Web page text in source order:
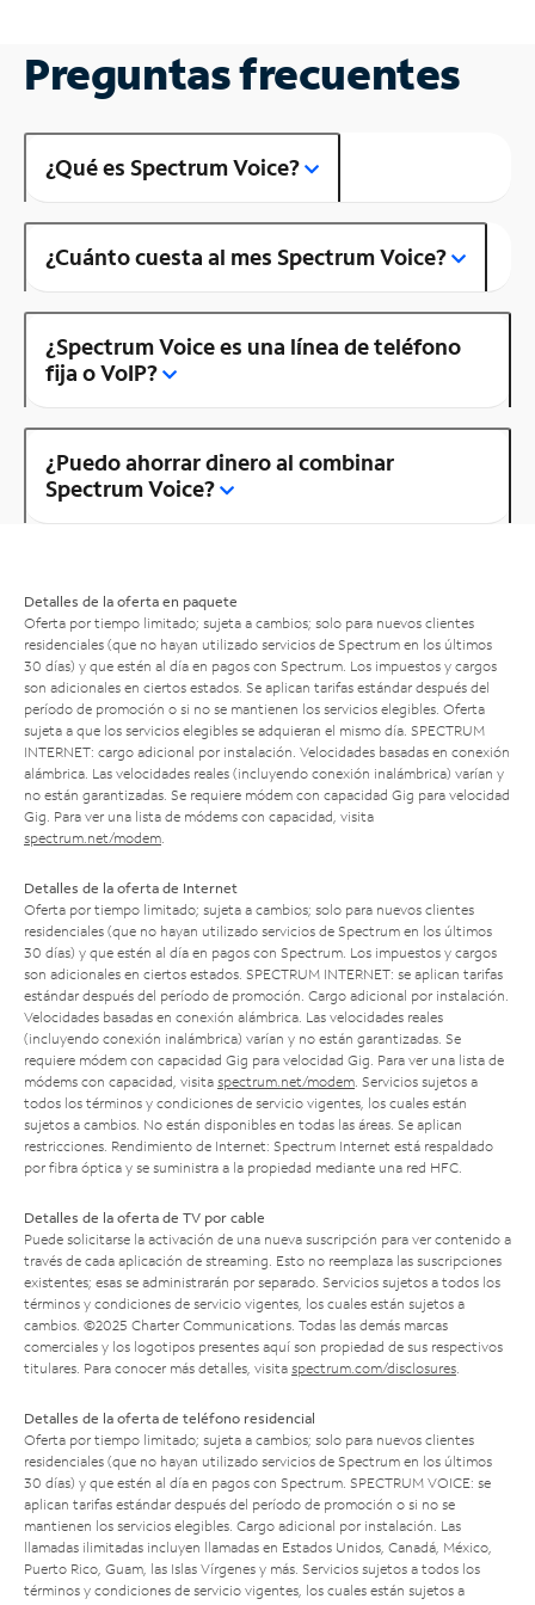
Preguntas frecuentes
¿Qué es Spectrum Voice?
¿Cuánto cuesta al mes Spectrum Voice?
¿Spectrum Voice es una línea de teléfono
fija o VoIP?
¿Puedo ahorrar dinero al combinar
Spectrum Voice?
Detalles de la oferta en paquete
Oferta por tiempo limitado; sujeta a cambios; solo para nuevos clientes
residenciales (que no hayan utilizado servicios de Spectrum en los últimos
30 días) y que estén al día en pagos con Spectrum. Los impuestos y cargos
son adicionales en ciertos estados. Se aplican tarifas estándar después del
período de promoción o si no se mantienen los servicios elegibles. Oferta
sujeta a que los servicios elegibles se adquieran el mismo día. SPECTRUM
INTERNET: cargo adicional por instalación. Velocidades basadas en conexión
alámbrica. Las velocidades reales (incluyendo conexión inalámbrica) varían y
no están garantizadas. Se requiere módem con capacidad Gig para velocidad
Gig. Para ver una lista de módems con capacidad, visita
spectrum.net/modem
Detalles de la oferta de Internet
Oferta por tiempo limitado; sujeta a cambios; solo para nuevos clientes
residenciales (que no hayan utilizado servicios de Spectrum en los últimos
30 días) y que estén al día en pagos con Spectrum. Los impuestos y cargos
son adicionales en ciertos estados. SPECTRUM INTERNET: se aplican tarifas
estándar después del período de promoción. Cargo adicional por instalación.
Velocidades basadas en conexión alámbrica. Las velocidades reales
(incluyendo conexión inalámbrica) varían y no están garantizadas. Se
requiere módem con capacidad Gig para velocidad Gig. Para ver una lista de
módems con capacidad, visita spectrum.net/modem . Servicios sujetos a
todos los términos y condiciones de servicio vigentes, los cuales están
sujetos a cambios. No están disponibles en todas las áreas. Se aplican
restricciones. Rendimiento de Internet: Spectrum Internet está respaldado
por fibra óptica y se suministra a la propiedad mediante una red HFC.
Detalles de la oferta de TV por cable
Puede solicitarse la activación de una nueva suscripción para ver contenido a
través de cada aplicación de streaming. Esto no reemplaza las suscripciones
existentes; esas se administrarán por separado. Servicios sujetos a todos los
términos y condiciones de servicio vigentes, los cuales están sujetos a
cambios. ©2025 Charter Communications. Todas las demás marcas
comerciales y los logotipos presentes aquí son propiedad de sus respectivos
titulares. Para conocer más detalles, visita spectrum.com/disclosures
Detalles de la oferta de teléfono residencial
Oferta por tiempo limitado; sujeta a cambios; solo para nuevos clientes
residenciales (que no hayan utilizado servicios de Spectrum en los últimos
30 días) y que estén al día en pagos con Spectrum. SPECTRUM VOICE: se
aplican tarifas estándar después del período de promoción o si no se
mantienen los servicios elegibles. Cargo adicional por instalación. Las
llamadas ilimitadas incluyen llamadas en Estados Unidos, Canadá, México,
Puerto Rico, Guam, las Islas Vírgenes y más. Servicios sujetos a todos los
términos y condiciones de servicio vigentes, los cuales están sujetos a